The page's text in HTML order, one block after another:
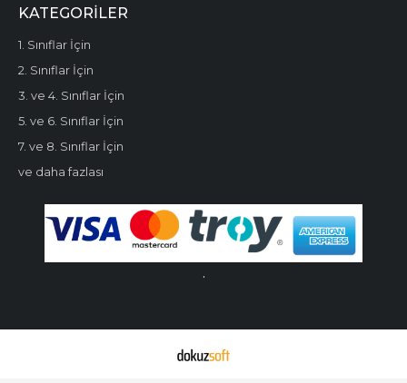
KATEGORILER
1. Sınıflar İçin
2. Sınıflar İçin
3. ve 4. Sınıflar İçin
5. ve 6. Sınıflar İçin
7. ve 8. Sınıflar İçin
ve daha fazlası
.